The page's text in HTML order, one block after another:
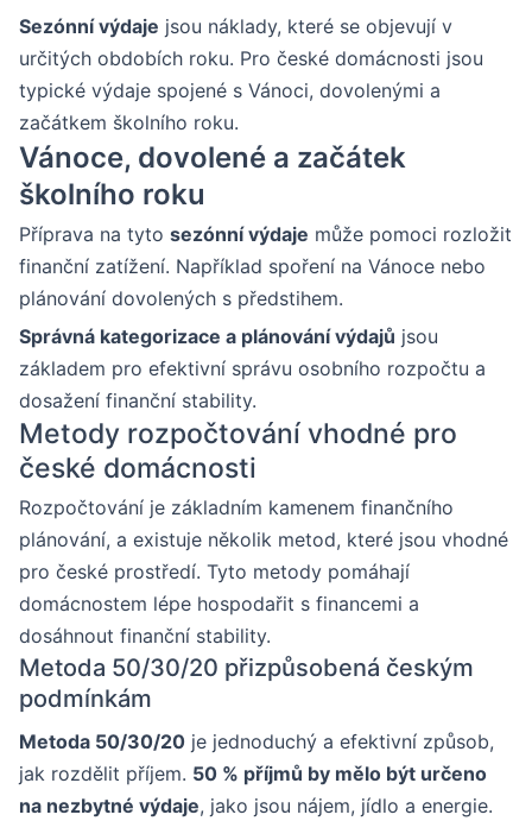
Sezónní výdaje jsou náklady, které se objevují v
určitých obdobích roku. Pro české domácnosti jsou
typické výdaje spojené s Vánoci, dovolenými a
začátkem školního roku.
Vánoce, dovolené a začátek
školního roku
Příprava na tyto sezónní výdaje může pomoci rozložit
finanční zatížení. Například spoření na Vánoce nebo
plánování dovolených s předstihem.
Správná kategorizace a plánování výdajů jsou
základem pro efektivní správu osobního rozpočtu a
dosažení finanční stability.
Metody rozpočtování vhodné pro
české domácnosti
Rozpočtování je základním kamenem finančního
plánování, a existuje několik metod, které jsou vhodné
pro české prostředí. Tyto metody pomáhají
domácnostem lépe hospodařit s financemi a
dosáhnout finanční stability.
Metoda 50/30/20 přizpůsobená českým
podmínkám
Metoda 50/30/20 je jednoduchý a efektivní způsob,
jak rozdělit příjem. 50 % příjmů by mělo být určeno
na nezbytné výdaje, jako jsou nájem, jídlo a energie.